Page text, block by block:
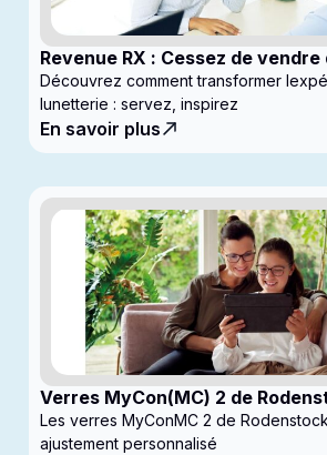
Revenue RX : Cessez de
Commencez à générer des
Découvrez comment transformer
lunetterie : servez, inspirez
En savoir plus
Verres MyCon(MC) 2 de
nouvelle génération de verres
enfantsconçus pour le contrôle
Les verres MyConMC 2 de
ajustement personnalisé